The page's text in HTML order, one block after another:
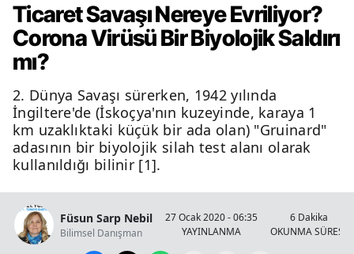
Ticaret Savaşı Nereye Evriliyor?
Corona Virüsü Bir Biyolojik Saldırı
mı?
2. Dünya Savaşı sürerken, 1942 yılında
İngiltere'de (İskoçya'nın kuzeyinde, karaya 1
km uzaklıktaki küçük bir ada olan) "Gruinard"
adasının bir biyolojik silah test alanı olarak
kullanıldığı bilinir [1].
Füsun Sarp Nebil
Bilimsel Danışman
27 Ocak 2020 - 06:35
YAYINLANMA
6 Dakika
OKUNMA SÜRESİ